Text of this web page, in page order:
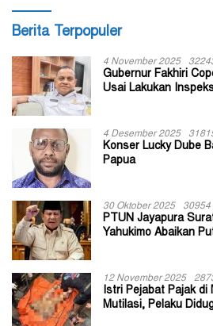
Berita Terpopuler
4 November 2025
Gubernur Fakhiri
Usai Lakukan
4 Desember 2025
Konser Lucky Dube
Papua
30 Oktober 2025 30954
PTUN Jayapura
Yahukimo Abaikan
12 November 2025
Istri Pejabat Pajak di
Mutilasi, Pelaku